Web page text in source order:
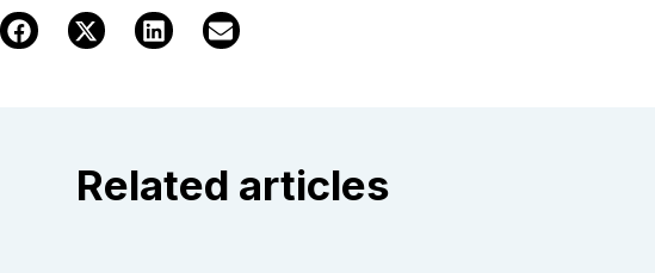
Related articles